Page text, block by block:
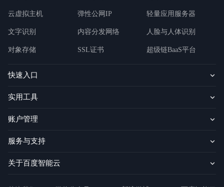
云虚拟主机 弹性公网IP 轻量应用服务器
文字识别 内容分发网络 人脸与人体识别
对象存储 SSL证书 超级链BaaS平台
快速入口
实用工具
账户管理
服务与支持
关于百度智能云